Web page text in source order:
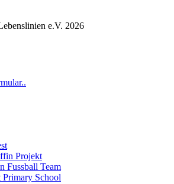
e.V. 2026
Projekt
Fussball Team
Primary School